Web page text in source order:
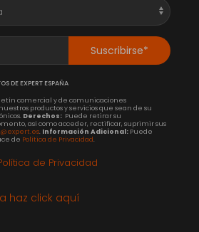
Suscribirse*
DE EXPERT ESPAÑA
comercial y de comunicaciones
productos y servicios que sean de su
Derechos:Puede retirar su
así como acceder, rectificar, suprimir sus
. Información Adicional:Puede
de Política de Privacidad.
de Privacidad
haz click aquí